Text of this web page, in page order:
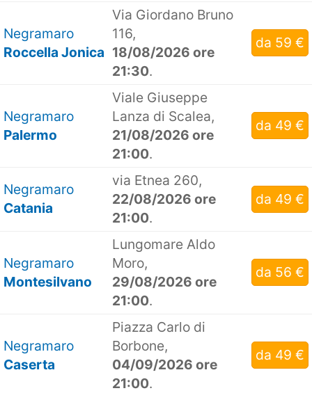
Negramaro
Roccella Jonica
Via Giordano Bruno
116,
18/08/2026 ore
21:30.
da 59 €
Negramaro
Palermo
Viale Giuseppe
Lanza di Scalea,
21/08/2026 ore
21:00.
da 49 €
Negramaro
Catania
via Etnea 260,
22/08/2026 ore
21:00.
da 49 €
Negramaro
Montesilvano
Lungomare Aldo
Moro,
29/08/2026 ore
21:00.
da 56 €
Negramaro
Caserta
Piazza Carlo di
Borbone,
04/09/2026 ore
21:00.
da 49 €